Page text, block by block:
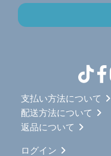
支払い方法について
配送方法について
返品について
ログイン